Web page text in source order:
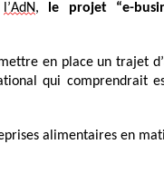
l’AdN,
le projet “e-
en place un trajet
qui comprendrait
alimentaires en